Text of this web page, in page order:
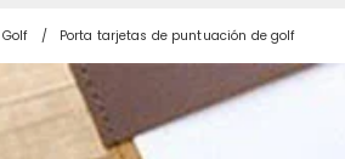
Porta tarjetas de puntuación de golf